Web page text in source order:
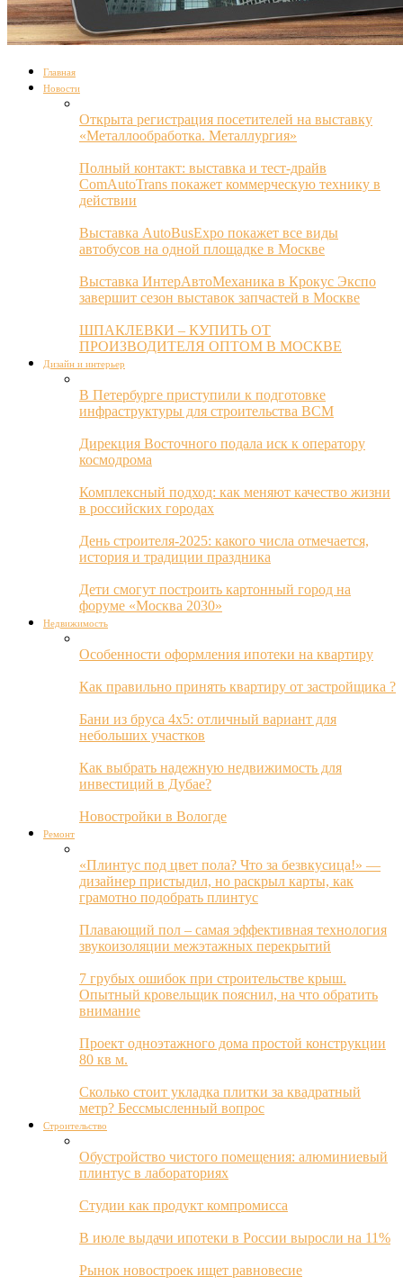
Главная
Новости
Открыта регистрация посетителей на выставку
«Металлообработка. Металлургия»
Полный контакт: выставка и тест-драйв
ComAutoTrans покажет коммерческую технику в
действии
Выставка AutoBusExpo покажет все виды
автобусов на одной площадке в Москве
Выставка ИнтерАвтоМеханика в Крокус Экспо
завершит сезон выставок запчастей в Москве
ШПАКЛЕВКИ – КУПИТЬ ОТ
ПРОИЗВОДИТЕЛЯ ОПТОМ В МОСКВЕ
Дизайн и интерьер
В Петербурге приступили к подготовке
инфраструктуры для строительства ВСМ
Дирекция Восточного подала иск к оператору
космодрома
Комплексный подход: как меняют качество жизни
в российских городах
День строителя-2025: какого числа отмечается,
история и традиции праздника
Дети смогут построить картонный город на
форуме «Москва 2030»
Недвижимость
Особенности оформления ипотеки на квартиру
Как правильно принять квартиру от застройщика ?
Бани из бруса 4х5: отличный вариант для
небольших участков
Как выбрать надежную недвижимость для
инвестиций в Дубае?
Новостройки в Вологде
Ремонт
«Плинтус под цвет пола? Что за безвкусица!» —
дизайнер пристыдил, но раскрыл карты, как
грамотно подобрать плинтус
Плавающий пол – самая эффективная технология
звукоизоляции межэтажных перекрытий
7 грубых ошибок при строительстве крыш.
Опытный кровельщик пояснил, на что обратить
внимание
Проект одноэтажного дома простой конструкции
80 кв м.
Сколько стоит укладка плитки за квадратный
метр? Бессмысленный вопрос
Строительство
Обустройство чистого помещения: алюминиевый
плинтус в лабораториях
Студии как продукт компромисса
В июле выдачи ипотеки в России выросли на 11%
Рынок новостроек ищет равновесие